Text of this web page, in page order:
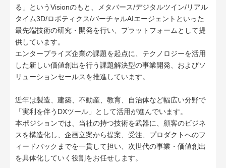
る」というVisionのもと、メタバース/デジタルツイン/リアル
タイム3D/ロボティクス/バーチャルAIエージェントといった
最先端技術の研究・開発を行い、プラットフォームとして提
供しています。
エンタープライズ企業の課題を起点に、テクノロジーを活用
した新しい価値創出を行う課題解決型の事業開発、およびソ
リューションセールスを推進しています。
近年は製造、建築、不動産、教育、自治体など幅広い分野で
「実利を伴うDXツール」として活用が進んでいます。
本ポジションでは、当社の持つ技術を武器に、顧客のビジネ
スを構造化し、企画立案から提案、受注、プロダクトへのフ
ィードバックまでを一貫して担い、次世代の事業・価値創出
を具体化していく役割をお任せします。